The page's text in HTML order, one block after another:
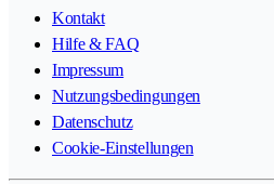
Kontakt
Hilfe & FAQ
Impressum
Nutzungsbedingungen
Datenschutz
Cookie-Einstellungen